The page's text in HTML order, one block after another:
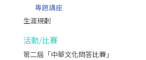
專題講座
生涯規劃
活動/比賽
第二屆「中華文化問答比賽」